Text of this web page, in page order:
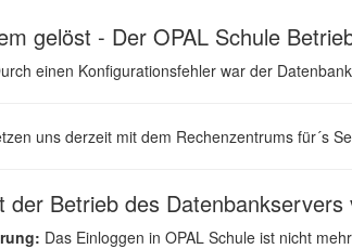
gelöst - Der OPAL Schule
einen Konfigurationsfehler war der
uns derzeit mit dem Rechenzentrums für´s
der Betrieb des
Das Einloggen in OPAL Schule ist nicht